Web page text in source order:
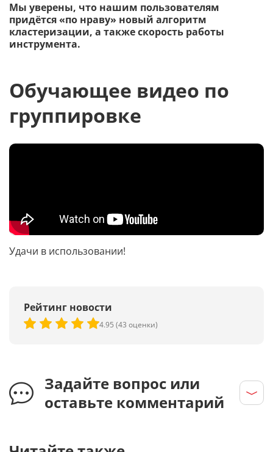
Мы уверены, что нашим пользователям
придётся «по нраву» новый алгоритм
кластеризации, а также скорость работы
инструмента.
Обучающее видео по
группировке
Удачи в использовании!
Рейтинг новости
4.95 (43 оценки)
Задайте вопрос или
оставьте комментарий